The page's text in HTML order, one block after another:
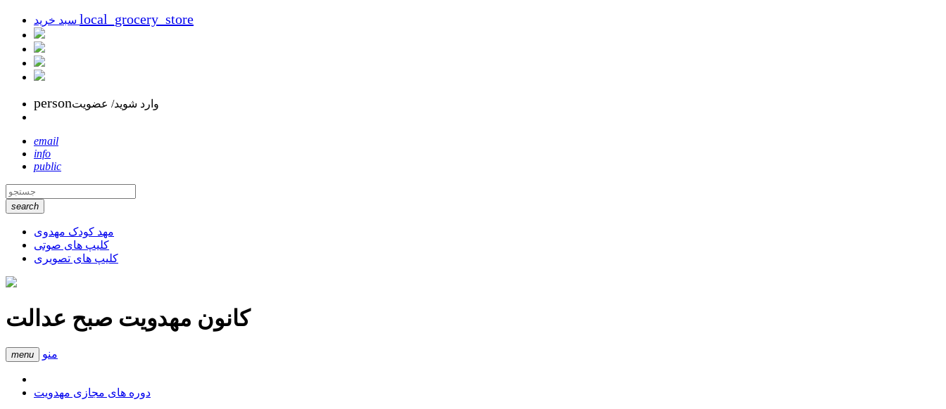
local_grocery_store
personوارد شوید/ عضویت
email
info
public
search
مهد کودک مهدوی
کلیپ های صوتی
کلیپ های تصویری
کانون مهدویت صبح عدالت
menu منو
دوره های مجازی مهدویت